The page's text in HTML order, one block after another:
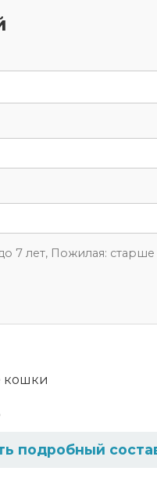
7 лет, Пожилая: старше
кошки
подробный